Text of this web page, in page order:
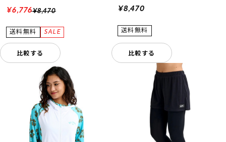
¥8,470
¥6,776
比較する
¥8,470
比較する